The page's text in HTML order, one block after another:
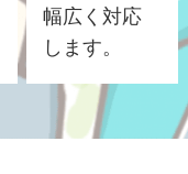
幅広く対応
します。